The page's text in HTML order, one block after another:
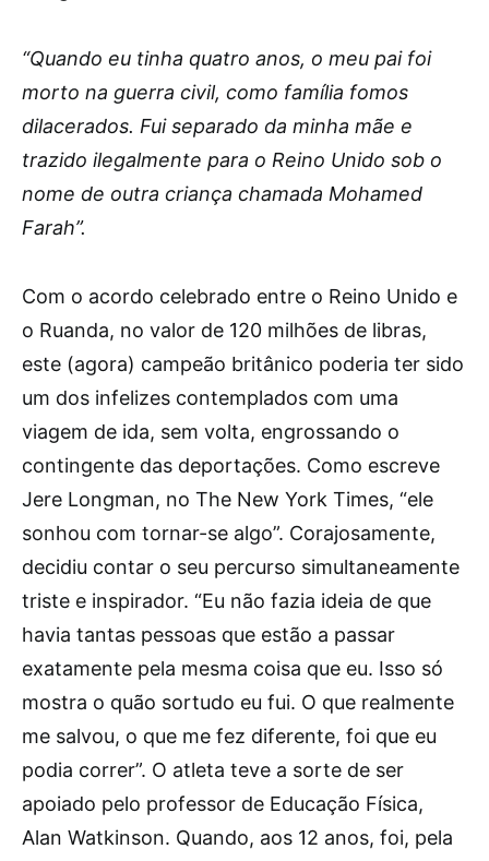
“Quando eu tinha quatro anos, o meu pai foi
morto na guerra civil, como família fomos
dilacerados. Fui separado da minha mãe e
trazido ilegalmente para o Reino Unido sob o
nome de outra criança chamada Mohamed
Farah”.
Com o acordo celebrado entre o Reino Unido e
o Ruanda, no valor de 120 milhões de libras,
este (agora) campeão britânico poderia ter sido
um dos infelizes contemplados com uma
viagem de ida, sem volta, engrossando o
contingente das deportações. Como escreve
Jere Longman, no The New York Times, “ele
sonhou com tornar-se algo”. Corajosamente,
decidiu contar o seu percurso simultaneamente
triste e inspirador. “Eu não fazia ideia de que
havia tantas pessoas que estão a passar
exatamente pela mesma coisa que eu. Isso só
mostra o quão sortudo eu fui. O que realmente
me salvou, o que me fez diferente, foi que eu
podia correr”. O atleta teve a sorte de ser
apoiado pelo professor de Educação Física,
Alan Watkinson. Quando, aos 12 anos, foi, pela